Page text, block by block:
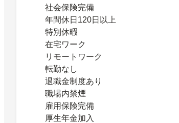
社会保険完備
年間休日120日以上
特別休暇
在宅ワーク
リモートワーク
転勤なし
退職金制度あり
職場内禁煙
雇用保険完備
厚生年金加入